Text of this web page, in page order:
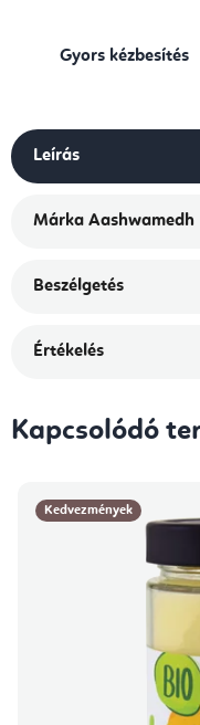
Gyors kézbesítés
Leírás
Márka Aashwamedh
Beszélgetés
Értékelés
Kapcsolódó
Kedvezmények